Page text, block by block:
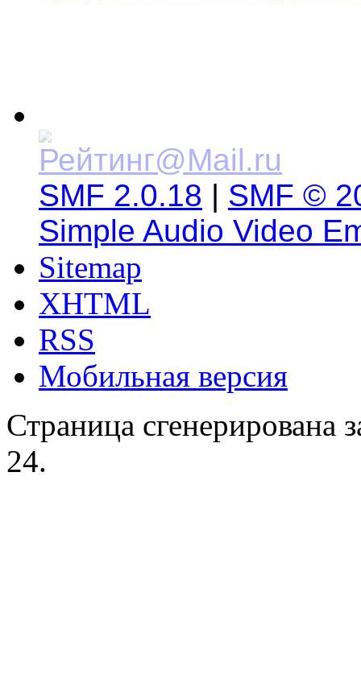
SMF 2.0.18 | SMF ©
Simple Audio Video
Sitemap
XHTML
RSS
Мобильная версия
Страница сгенерирована
24.